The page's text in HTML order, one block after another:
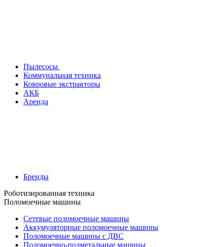
Пылесосы
Коммунальная техника
Ковровые экстракторы
АКБ
Аренда
Бренды
Роботизированная техника
Поломоечные машины
Сетевые поломоечные машины
Аккумуляторные поломоечные машины
Поломоечные машины с ДВС
Поломоечно-подметальные машины